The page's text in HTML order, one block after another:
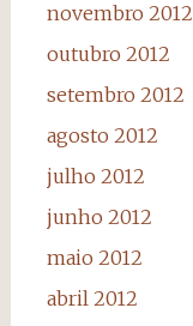
novembro 2012
outubro 2012
setembro 2012
agosto 2012
julho 2012
junho 2012
maio 2012
abril 2012